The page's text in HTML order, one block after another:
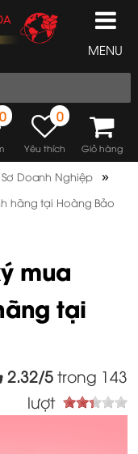
MENU
0 0
Yêu thích Giỏ hàng
Doanh Nghiệp »
hãng tại Hoàng Bảo
mua
tại
2.32/5 trong 143
lượt